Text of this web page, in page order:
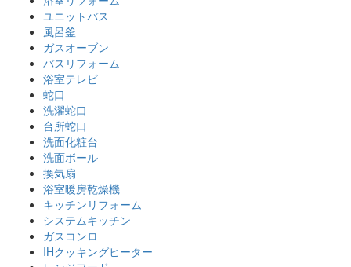
ユニットバス
風呂釜
ガスオーブン
バスリフォーム
浴室テレビ
蛇口
洗濯蛇口
台所蛇口
洗面化粧台
洗面ボール
換気扇
浴室暖房乾燥機
キッチンリフォーム
システムキッチン
ガスコンロ
IHクッキングヒーター